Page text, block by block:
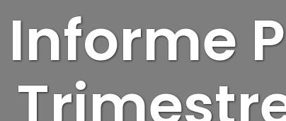
Informe